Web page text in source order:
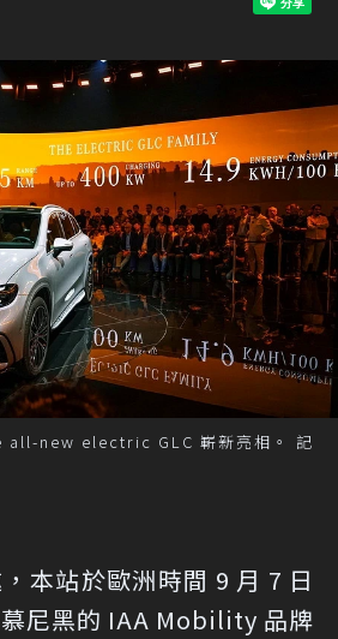
all-new electric GLC 嶄新亮相。 記
本站於歐洲時間 9 月 7 日
尼黑的 IAA Mobility 品牌